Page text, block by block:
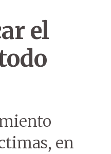
el
en